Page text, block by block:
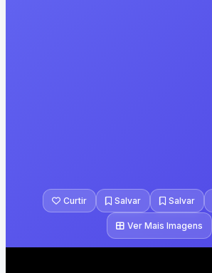
Curtir Salvar Salvar
Ver Mais Imagens